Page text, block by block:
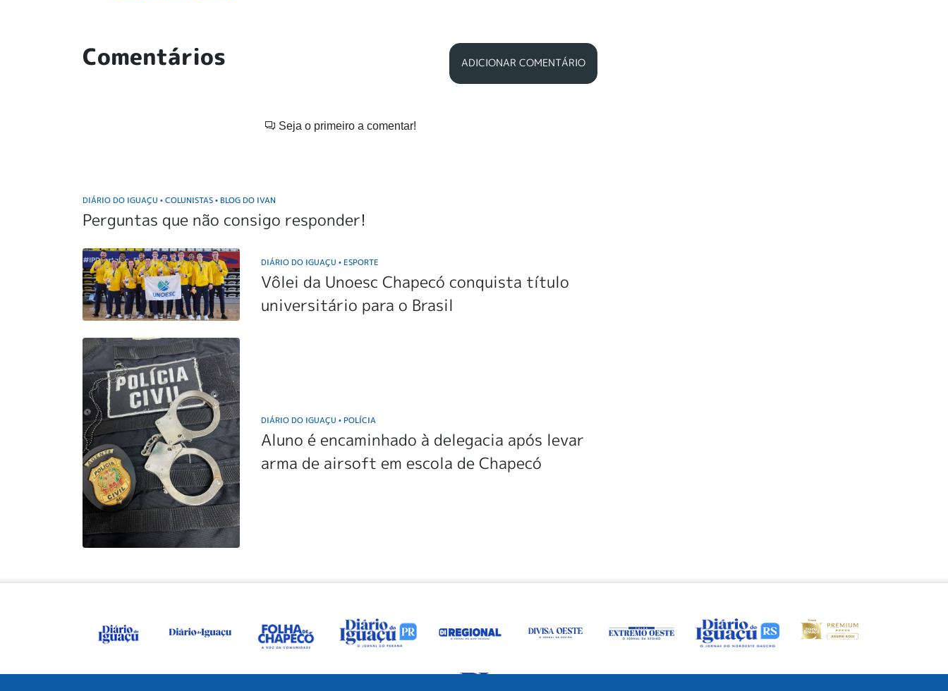
Comentários ADICIONAR COMENTÁRIO
Seja o primeiro a comentar!
DIÁRIO DO IGUAÇU • COLUNISTAS • BLOG DO IVAN
Perguntas que não consigo responder!
DIÁRIO DO IGUAÇU• ESPORTE
Vôlei da Unoesc Chapecó conquista título
universitário para o Brasil
DIÁRIO DO IGUAÇU• POLÍCIA
Aluno é encaminhado à delegacia após levar
arma de airsoft em escola de Chapecó